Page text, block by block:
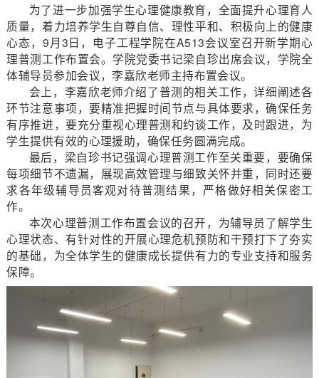
为了进一步加强学生心理健康教育，全面提升心理育人
质量，着力培养学生自尊自信、理性平和、积极向上的健康
心态，9月3日，电子工程学院在A513会议室召开新学期心
理普测工作布置会。学院党委书记梁自珍出席会议，学院全
体辅导员参加会议，李嘉欣老师主持布置会议。
会上，李嘉欣老师介绍了普测的相关工作，详细阐述各
环节注意事项，要精准把握时间节点与具体要求，确保任务
有序推进，要充分重视心理普测和约谈工作，及时跟进，为
学生提供有效的心理援助，确保任务圆满完成。
最后，梁自珍书记强调心理普测工作至关重要，要确保
每项细节不遗漏，展现高效管理与细致关怀并重，同时还要
求各年级辅导员客观对待普测结果，严格做好相关保密工
作。
本次心理普测工作布置会议的召开，为辅导员了解学生
心理状态、有针对性的开展心理危机预防和干预打下了夯实
的基础，为全体学生的健康成长提供有力的专业支持和服务
保障。